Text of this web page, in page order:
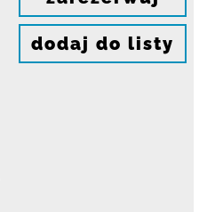
dodaj do listy